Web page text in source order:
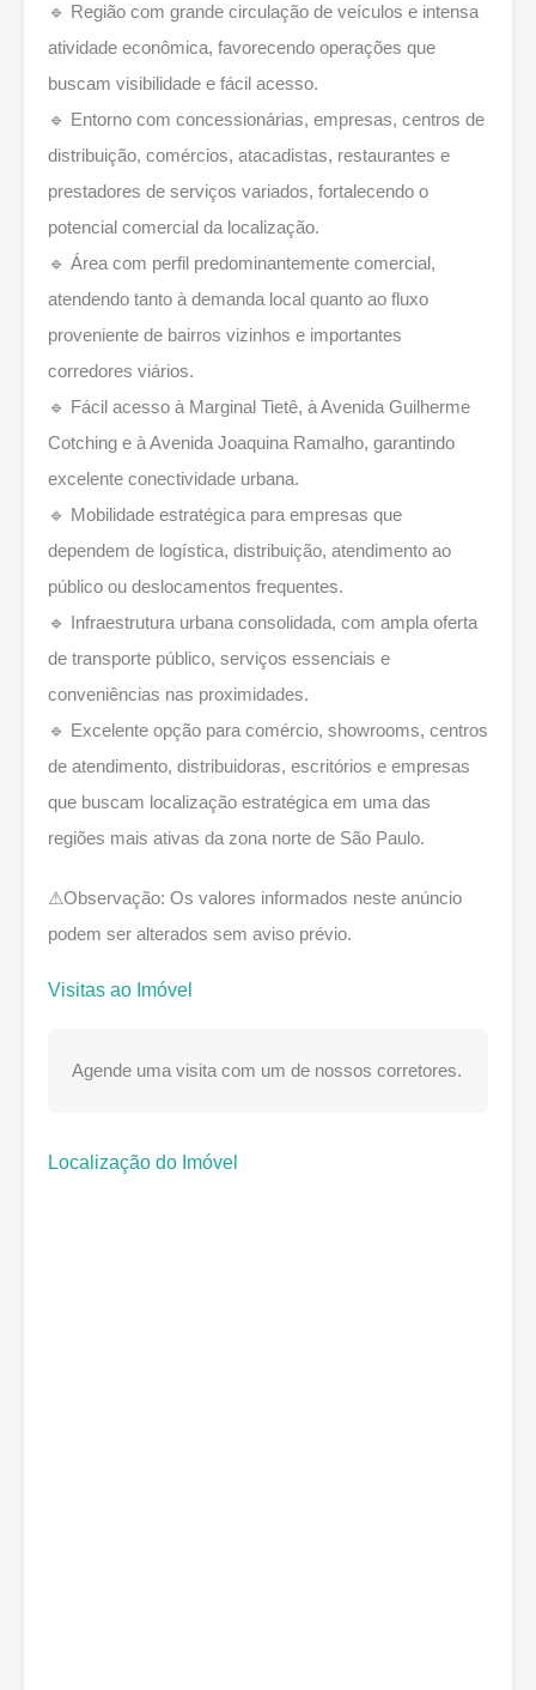
🔹 Região com grande circulação de veículos e intensa
atividade econômica, favorecendo operações que
buscam visibilidade e fácil acesso.
🔹 Entorno com concessionárias, empresas, centros de
distribuição, comércios, atacadistas, restaurantes e
prestadores de serviços variados, fortalecendo o
potencial comercial da localização.
🔹 Área com perfil predominantemente comercial,
atendendo tanto à demanda local quanto ao fluxo
proveniente de bairros vizinhos e importantes
corredores viários.
🔹 Fácil acesso à Marginal Tietê, à Avenida Guilherme
Cotching e à Avenida Joaquina Ramalho, garantindo
excelente conectividade urbana.
🔹 Mobilidade estratégica para empresas que
dependem de logística, distribuição, atendimento ao
público ou deslocamentos frequentes.
🔹 Infraestrutura urbana consolidada, com ampla oferta
de transporte público, serviços essenciais e
conveniências nas proximidades.
🔹 Excelente opção para comércio, showrooms, centros
de atendimento, distribuidoras, escritórios e empresas
que buscam localização estratégica em uma das
regiões mais ativas da zona norte de São Paulo.
⚠Observação: Os valores informados neste anúncio
podem ser alterados sem aviso prévio.
Visitas ao Imóvel
Agende uma visita com um de nossos corretores.
Localização do Imóvel